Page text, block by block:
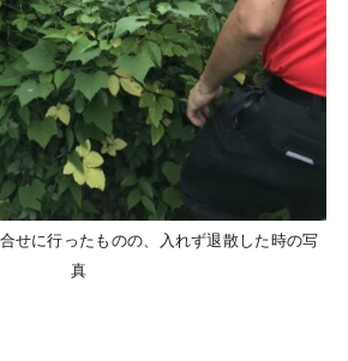
せに行ったものの、入れず退散した時の写
真